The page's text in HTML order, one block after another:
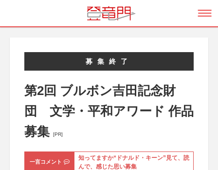
募集終了
第2回 ブルボン吉田記念財
団 文学・平和アワード 作品
募集
[PR]
一言コメント
知ってますか“ドナルド・キーン”見て、読
んで、感じた思い募集